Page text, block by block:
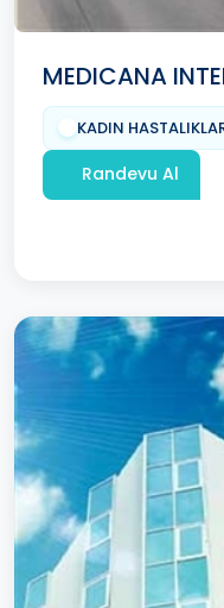
MEDICANA
KADIN
Randevu Al